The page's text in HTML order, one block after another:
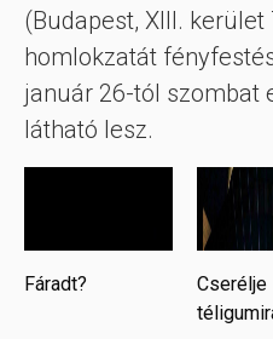
(Budapest, XIII. kerület
homlokzatát
január 26-tól szombat
látható lesz.
Fáradt?
Cserélje